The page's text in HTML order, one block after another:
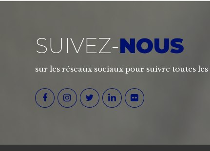
SUIVEZ-NOUS
sur les réseaux sociaux pour suivre toutes